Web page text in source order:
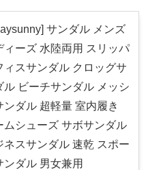
サンダル メンズ
ィーズ 水陸両用 スリッパ
ィスサンダル クロッグサ
ル ビーチサンダル メッシ
ンダル 超軽量 室内履き
ムシューズ サボサンダル
ネスサンダル 速乾 スポー
ンダル 男女兼用